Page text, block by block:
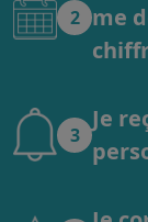
2 me
3
Je